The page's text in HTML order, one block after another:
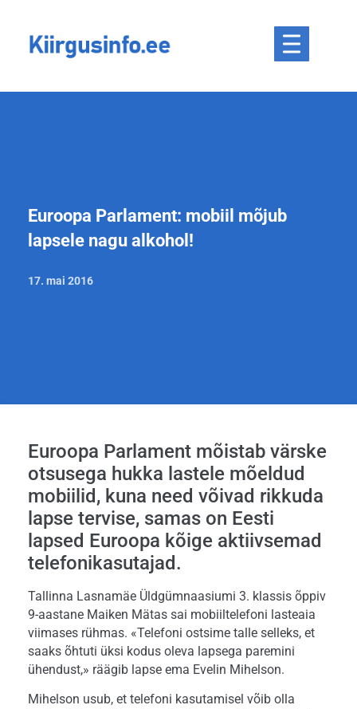
Euroopa Parlament: mobiil mõjub
lapsele nagu alkohol!
17. mai 2016
Euroopa Parlament mõistab värske
otsusega hukka lastele mõeldud
mobiilid, kuna need võivad rikkuda
lapse tervise, samas on Eesti
lapsed Euroopa kõige aktiivsemad
telefonikasutajad.
Tallinna Lasnamäe Üldgümnaasiumi 3. klassis õppiv
9-aastane Maiken Mätas sai mobiiltelefoni lasteaia
viimases rühmas. «Telefoni ostsime talle selleks, et
saaks õhtuti üksi kodus oleva lapsega paremini
ühendust,» räägib lapse ema Evelin Mihelson.
Mihelson usub, et telefoni kasutamisel võib olla